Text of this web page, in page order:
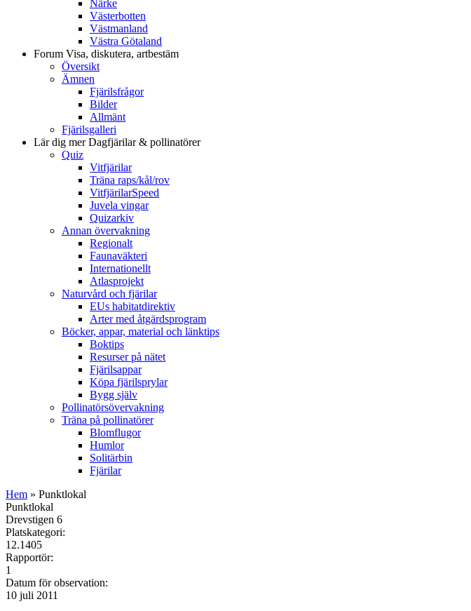
Närke
Västerbotten
Västmanland
Västra Götaland
Forum Visa, diskutera, artbestäm
Översikt
Ämnen
Fjärilsfrågor
Bilder
Allmänt
Fjärilsgalleri
Lär dig merDagfjärilar & pollinatörer
Quiz
Vitfjärilar
Träna raps/kål/rov
VitfjärilarSpeed
Juvela vingar
Quizarkiv
Annan övervakning
Regionalt
Faunaväkteri
Internationellt
Atlasprojekt
Naturvård och fjärilar
EUs habitatdirektiv
Arter med åtgärdsprogram
Böcker, appar, material och länktips
Boktips
Resurser på nätet
Fjärilsappar
Köpa fjärilsprylar
Bygg själv
Pollinatörsövervakning
Träna på pollinatörer
Blomflugor
Humlor
Solitärbin
Fjärilar
Hem » Punktlokal
Punktlokal
Drevstigen 6
Platskategori:
12.1405
Rapportör:
1
Datum för observation:
10 juli 2011